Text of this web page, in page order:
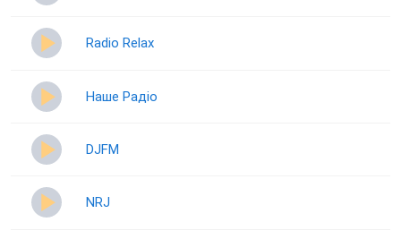
Radio Relax
Наше Радіо
DJFM
NRJ